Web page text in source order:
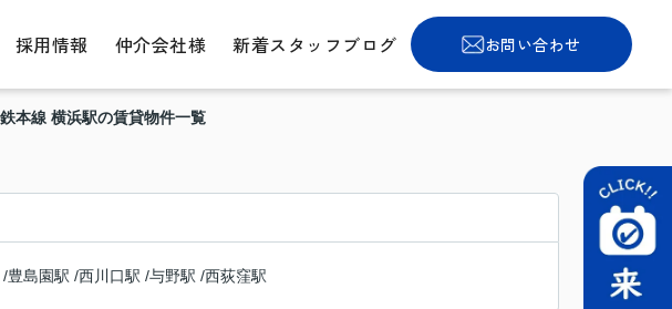
採用情報 仲介会社様 新着スタッフブログ お問い合わせ
本線 横浜駅の賃貸物件一覧
/豊島園駅 /西川口駅 /与野駅 /西荻窪駅